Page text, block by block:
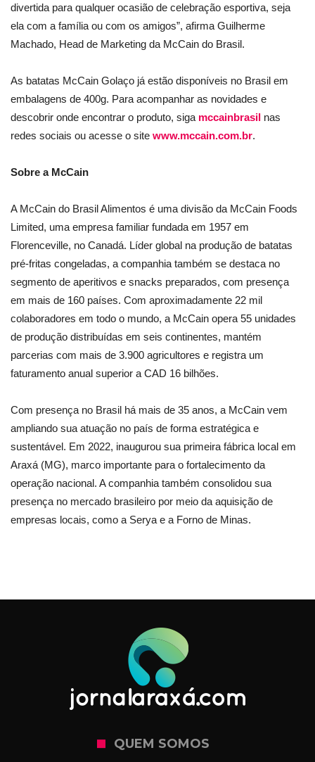
divertida para qualquer ocasião de celebração esportiva, seja
ela com a família ou com os amigos”, afirma Guilherme
Machado, Head de Marketing da McCain do Brasil.
As batatas McCain Golaço já estão disponíveis no Brasil em
embalagens de 400g. Para acompanhar as novidades e
descobrir onde encontrar o produto, siga mccainbrasil nas
redes sociais ou acesse o site www.mccain.com.br.
Sobre a McCain
A McCain do Brasil Alimentos é uma divisão da McCain Foods
Limited, uma empresa familiar fundada em 1957 em
Florenceville, no Canadá. Líder global na produção de batatas
pré-fritas congeladas, a companhia também se destaca no
segmento de aperitivos e snacks preparados, com presença
em mais de 160 países. Com aproximadamente 22 mil
colaboradores em todo o mundo, a McCain opera 55 unidades
de produção distribuídas em seis continentes, mantém
parcerias com mais de 3.900 agricultores e registra um
faturamento anual superior a CAD 16 bilhões.
Com presença no Brasil há mais de 35 anos, a McCain vem
ampliando sua atuação no país de forma estratégica e
sustentável. Em 2022, inaugurou sua primeira fábrica local em
Araxá (MG), marco importante para o fortalecimento da
operação nacional. A companhia também consolidou sua
presença no mercado brasileiro por meio da aquisição de
empresas locais, como a Serya e a Forno de Minas.
QUEM SOMOS